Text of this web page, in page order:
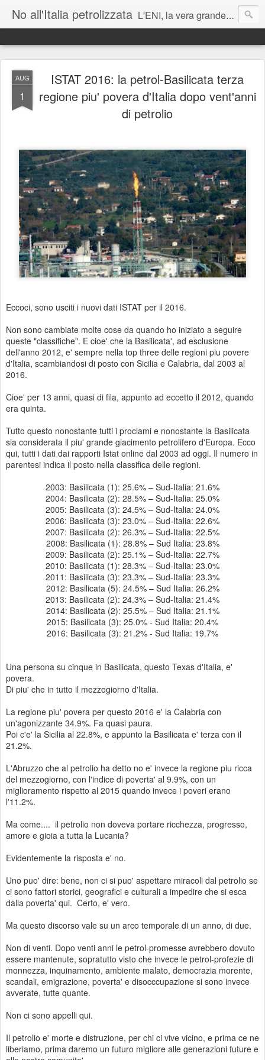
No all'Italia petrolizzata L'ENI, la vera grande azienda corrotta italiana - J Assange
Matteo Renzi: lei parla mai di cambiamenti climatici ai suoi figli?
AUG
1
ISTAT 2016: la petrol-Basilicata terza
regione piu' povera d'Italia dopo vent'anni
di petrolio
Eccoci, sono usciti i nuovi dati ISTAT per il 2016.
Non sono cambiate molte cose da quando ho iniziato a seguire
queste "classifiche". E cioe' che la Basilicata', ad esclusione
dell'anno 2012, e' sempre nella top three delle regioni piu povere
d'Italia, scambiandosi di posto con Sicilia e Calabria, dal 2003 al
2016.
Cioe' per 13 anni, quasi di fila, appunto ad eccetto il 2012, quando
era quinta.
Tutto questo nonostante tutti i proclami e nonostante la Basilicata
sia considerata il piu' grande giacimento petrolifero d'Europa. Ecco
qui, tutti i dati dai rapporti Istat online dal 2003 ad oggi. Il numero in
parentesi indica il posto nella classifica delle regioni.
2003: Basilicata (1): 25.6% – Sud-Italia: 21.6%
2004: Basilicata (2): 28.5% – Sud-Italia: 25.0%
2005: Basilicata (3): 24.5% – Sud-Italia: 24.0%
2006: Basilicata (3): 23.0% – Sud-Italia: 22.6%
2007: Basilicata (2): 26.3% – Sud-Italia: 22.5%
2008: Basilicata (1): 28.8% – Sud Italia: 23.8%
2009: Basilicata (2): 25.1% – Sud-Italia: 22.7%
2010: Basilicata (1): 28.3% – Sud-Italia: 23.0%
2011: Basilicata (3): 23.3% – Sud-Italia: 23.3%
2012: Basilicata (5): 24.5% – Sud Italia: 26.2%
2013: Basilicata (2): 24.3% – Sud-Italia: 21.4%
2014: Basilicata (2): 25.5% – Sud Italia: 21.1%
2015: Basilicata (3): 25.0% - Sud Italia: 20.4%
2016: Basilicata (3): 21.2% - Sud Italia: 19.7%
Una persona su cinque in Basilicata, questo Texas d'Italia, e'
povera.
Di piu' che in tutto il mezzogiorno d'Italia.
La regione piu' povera per questo 2016 e' la Calabria con
un'agonizzante 34.9%. Fa quasi paura.
Poi c'e' la Sicilia al 22.8%, e appunto la Basilicata e' terza con il
21.2%.
L'Abruzzo che al petrolio ha detto no e' invece la regione piu ricca
del mezzogiorno, con l'indice di poverta' al 9.9%, con un
miglioramento rispetto al 2015 quando invece i poveri erano
l'11.2%.
Ma come.... il petrolio non doveva portare ricchezza, progresso,
amore e gioia a tutta la Lucania?
Evidentemente la risposta e' no.
Uno puo' dire: bene, non ci si puo' aspettare miracoli dal petrolio se
ci sono fattori storici, geografici e culturali a impedire che si esca
dalla poverta' qui. Certo, e' vero.
Ma questo discorso vale su un arco temporale di un anno, di due.
Non di venti. Dopo venti anni le petrol-promesse avrebbero dovuto
essere mantenute, sopratutto visto che invece le petrol-profezie di
monnezza, inquinamento, ambiente malato, democrazia morente,
scandali, emigrazione, poverta' e disocccupazione si sono invece
avverate, tutte quante.
Non ci sono appelli qui.
Il petrolio e' morte e distruzione, per chi ci vive vicino, e prima ce ne
liberiamo, prima daremo un futuro migliore alle generazioni future e